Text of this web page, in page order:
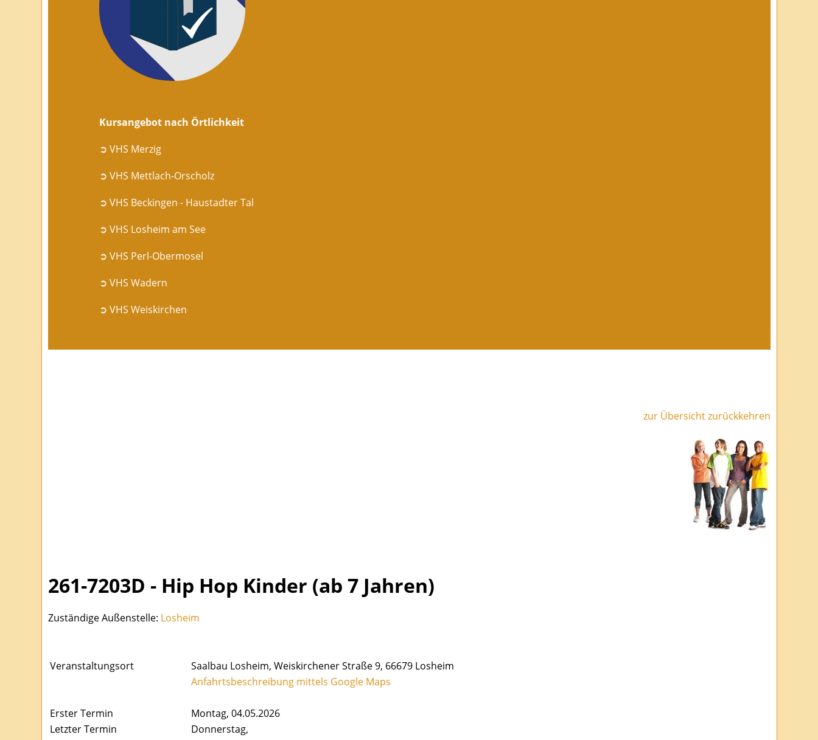
Kursangebot nach Örtlichkeit
➲ VHS Merzig
➲ VHS Mettlach-Orscholz
➲ VHS Beckingen - Haustadter Tal
➲ VHS Losheim am See
➲ VHS Perl-Obermosel
➲ VHS Wadern
➲ VHS Weiskirchen
zur Übersicht zurückkehren
261-7203D - Hip Hop Kinder (ab 7 Jahren)
Zuständige Außenstelle: Losheim
Veranstaltungsort
Saalbau Losheim, Weiskirchener Straße 9, 66679 Losheim
Anfahrtsbeschreibung mittels Google Maps
Erster Termin
Montag, 04.05.2026
Letzter Termin
Donnerstag,